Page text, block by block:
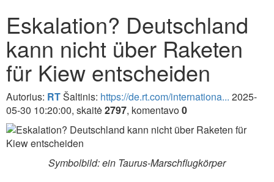
Eskalation? Deutschland
kann nicht über Raketen
für Kiew entscheiden
Autorius: RTŠaltinis: https://de.rt.com/internationa... 2025-
05-30 10:20:00, skaitė2797, komentavo0
Symbolbild: ein Taurus-Marschflugkörper